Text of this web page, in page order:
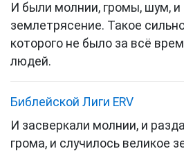
И были молнии, громы, шум, и
землетрясение. Такое
которого не было за всё
людей.
Библейской Лиги ERV
И засверкали молнии, и
грома, и случилось великое